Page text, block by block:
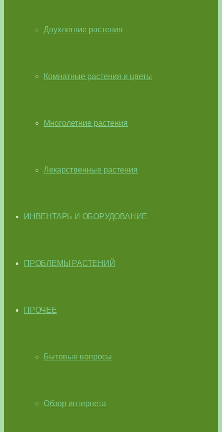
Двухлетние растения
Комнатные растения и цветы
Многолетние растения
Лекарственные растения
ИНВЕНТАРЬ И ОБОРУДОВАНИЕ
ПРОБЛЕМЫ РАСТЕНИЙ
ПРОЧЕЕ
Бытовые вопросы
Обзор интернета